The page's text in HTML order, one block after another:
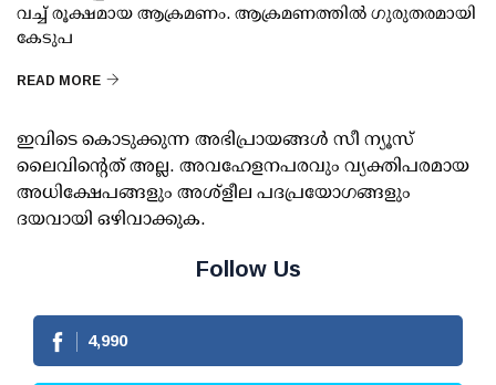
വച്ച് രൂക്ഷമായ ആക്രമണം. ആക്രമണത്തില്‍ ഗുരുതരമായി
കേടുപ
READ MORE
ഇവിടെ കൊടുക്കുന്ന അഭിപ്രായങ്ങള്‍ സീ ന്യൂസ്
ലൈവിന്റെത് അല്ല. അവഹേളനപരവും വ്യക്തിപരമായ
അധിക്ഷേപങ്ങളും അശ്‌ളീല പദപ്രയോഗങ്ങളും
ദയവായി ഒഴിവാക്കുക.
Follow Us
4,990